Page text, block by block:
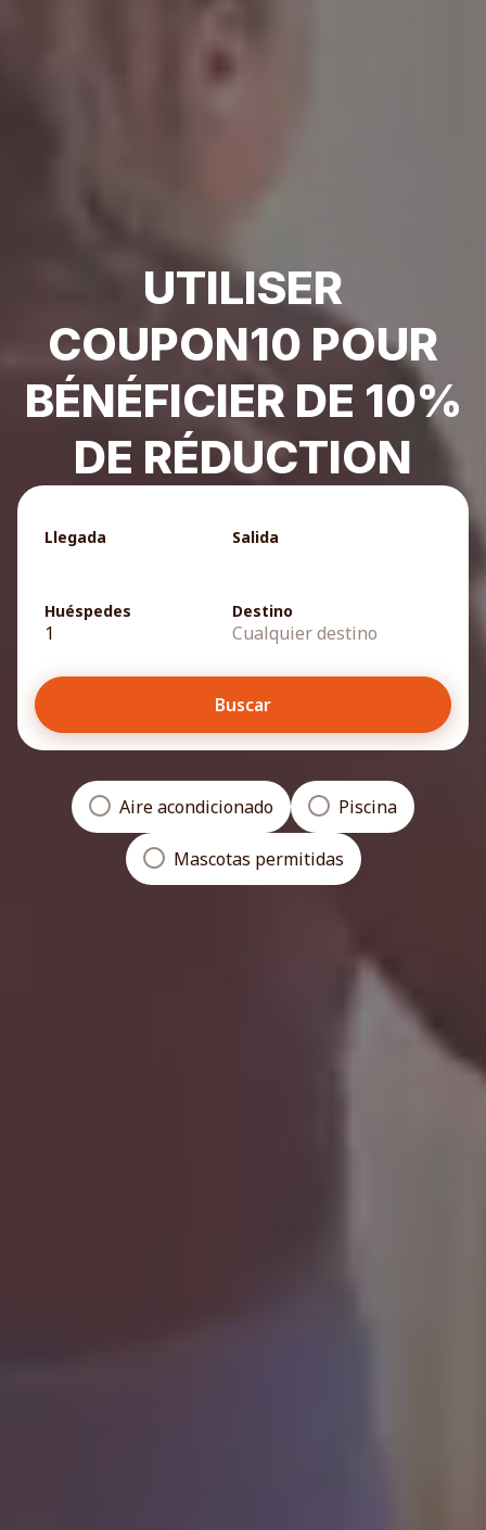
UTILISER
COUPON10 POUR
BÉNÉFICIER DE 10%
DE RÉDUCTION
Destino
Cualquier destino
Llegada Salida
Huéspedes
1
Buscar
Aire acondicionado Piscina
Mascotas permitidas